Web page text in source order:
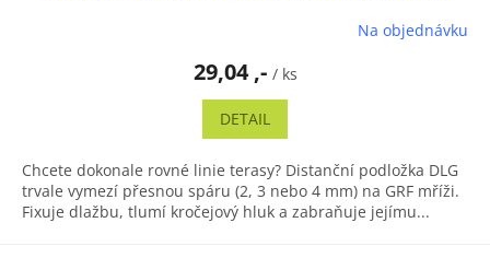
Na objednávku
29,04 ,- / ks
DETAIL
Chcete dokonale rovné linie terasy? Distanční podložka DLG
trvale vymezí přesnou spáru (2, 3 nebo 4 mm) na GRF mříži.
Fixuje dlažbu, tlumí kročejový hluk a zabraňuje jejímu...